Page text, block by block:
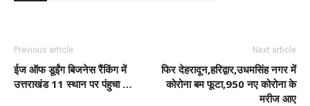
Previous article
ईज ऑफ डूईंग बिजनेस रैंकिंग में
उत्तराखंड 11 स्थान पर पंहुचा …
Next article
फिर देहरादून,हरिद्वार,उधमसिंह नगर में
कोरोना बम फूटा,950 नए कोरोना के
मरीज आए